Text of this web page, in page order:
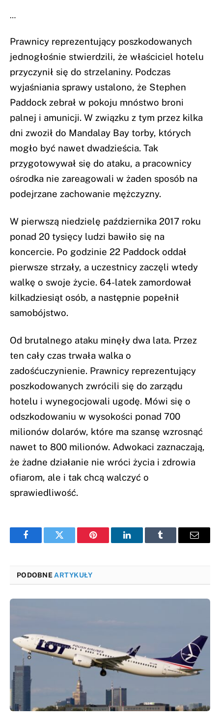
…
Prawnicy reprezentujący poszkodowanych
jednogłośnie stwierdzili, że właściciel hotelu
przyczynił się do strzelaniny. Podczas
wyjaśniania sprawy ustalono, że Stephen
Paddock zebrał w pokoju mnóstwo broni
palnej i amunicji. W związku z tym przez kilka
dni zwoził do Mandalay Bay torby, których
mogło być nawet dwadzieścia. Tak
przygotowywał się do ataku, a pracownicy
ośrodka nie zareagowali w żaden sposób na
podejrzane zachowanie mężczyzny.
W pierwszą niedzielę października 2017 roku
ponad 20 tysięcy ludzi bawiło się na
koncercie. Po godzinie 22 Paddock oddał
pierwsze strzały, a uczestnicy zaczęli wtedy
walkę o swoje życie. 64-latek zamordował
kilkadziesiąt osób, a następnie popełnił
samobójstwo.
Od brutalnego ataku minęły dwa lata. Przez
ten cały czas trwała walka o
zadośćuczynienie. Prawnicy reprezentujący
poszkodowanych zwrócili się do zarządu
hotelu i wynegocjowali ugodę. Mówi się o
odszkodowaniu w wysokości ponad 700
milionów dolarów, które ma szansę wzrosnąć
nawet to 800 milionów. Adwokaci zaznaczają,
że żadne działanie nie wróci życia i zdrowia
ofiarom, ale i tak chcą walczyć o
sprawiedliwość.
FacebookTwitter Pinterest LinkedInTumblr Email
PODOBNE ARTYKUŁY